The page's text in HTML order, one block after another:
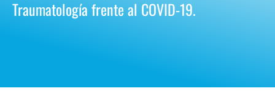
Traumatología frente al COVID-19.